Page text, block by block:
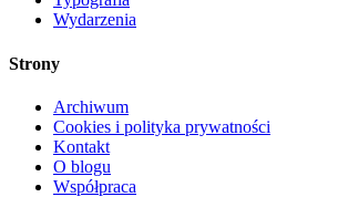
Wydarzenia
Strony
Archiwum
Cookies i polityka prywatności
Kontakt
O blogu
Współpraca